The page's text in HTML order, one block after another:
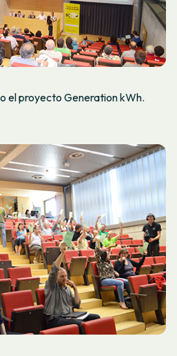
el proyecto Generation kWh.